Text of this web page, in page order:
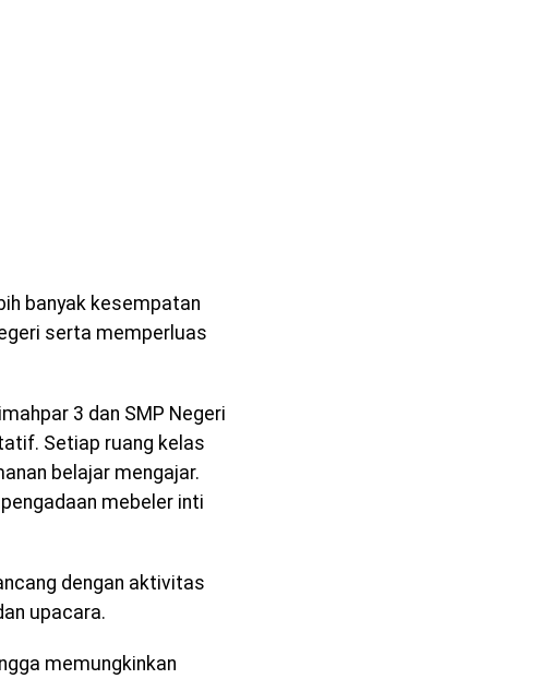
banyak kesempatan
serta memperluas
3 dan SMP Negeri
Setiap ruang kelas
belajar mengajar.
mebeler inti
dengan aktivitas
upacara.
memungkinkan